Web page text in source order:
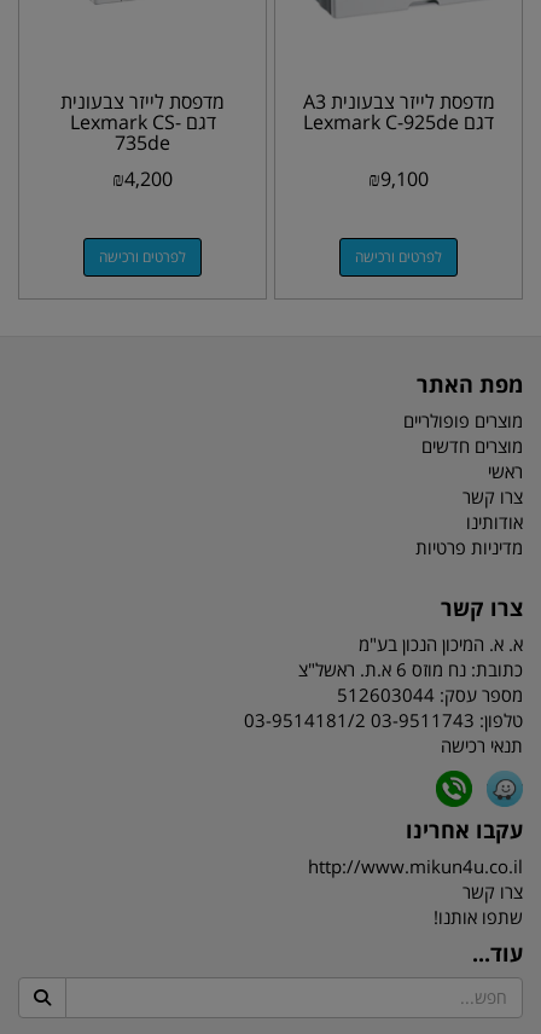
מדפסת לייזר צבעונית A3
דגם Lexmark C-925de
₪9,100
לפרטים ורכישה
מדפסת לייזר צבעונית
דגם Lexmark CS-
735de
₪4,200
לפרטים ורכישה
מפת האתר
מוצרים פופולריים
מוצרים חדשים
ראשי
צרו קשר
אודותינו
מדיניות פרטיות
צרו קשר
א. א. המיכון הנכון בע"מ
כתובת: נח מוזס 6 א.ת. ראשל"צ
מספר עסק: 512603044
טלפון: 03-9511743 03-9514181/2
תנאי רכישה
עקבו אחרינו
http://www.mikun4u.co.il
צרו קשר
שתפו אותנו!
עוד...